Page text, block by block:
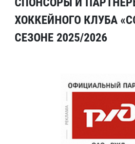
ХОККЕЙНОГО КЛУБА
СЕЗОНЕ 2025/2026